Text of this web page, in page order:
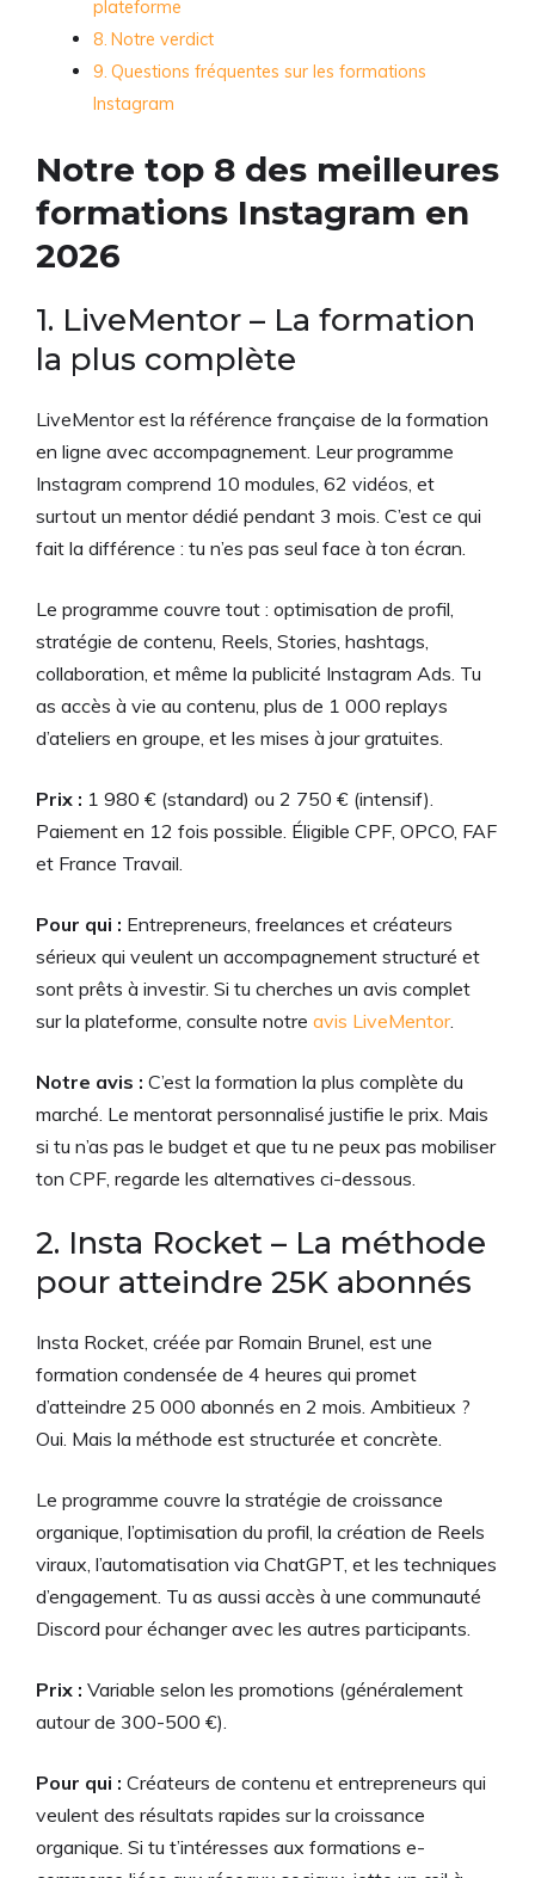
plateforme
Notre verdict
Questions fréquentes sur les formations
Instagram
Notre top 8 des meilleures
formations Instagram en
2026
1. LiveMentor – La formation
la plus complète
LiveMentor est la référence française de la formation
en ligne avec accompagnement. Leur programme
Instagram comprend 10 modules, 62 vidéos, et
surtout un mentor dédié pendant 3 mois. C’est ce qui
fait la différence : tu n’es pas seul face à ton écran.
Le programme couvre tout : optimisation de profil,
stratégie de contenu, Reels, Stories, hashtags,
collaboration, et même la publicité Instagram Ads. Tu
as accès à vie au contenu, plus de 1 000 replays
d’ateliers en groupe, et les mises à jour gratuites.
Prix : 1 980 € (standard) ou 2 750 € (intensif).
Paiement en 12 fois possible. Éligible CPF, OPCO, FAF
et France Travail.
Pour qui : Entrepreneurs, freelances et créateurs
sérieux qui veulent un accompagnement structuré et
sont prêts à investir. Si tu cherches un avis complet
sur la plateforme, consulte notre avis LiveMentor.
Notre avis : C’est la formation la plus complète du
marché. Le mentorat personnalisé justifie le prix. Mais
si tu n’as pas le budget et que tu ne peux pas mobiliser
ton CPF, regarde les alternatives ci-dessous.
2. Insta Rocket – La méthode
pour atteindre 25K abonnés
Insta Rocket, créée par Romain Brunel, est une
formation condensée de 4 heures qui promet
d’atteindre 25 000 abonnés en 2 mois. Ambitieux ?
Oui. Mais la méthode est structurée et concrète.
Le programme couvre la stratégie de croissance
organique, l’optimisation du profil, la création de Reels
viraux, l’automatisation via ChatGPT, et les techniques
d’engagement. Tu as aussi accès à une communauté
Discord pour échanger avec les autres participants.
Prix : Variable selon les promotions (généralement
autour de 300-500 €).
Pour qui : Créateurs de contenu et entrepreneurs qui
veulent des résultats rapides sur la croissance
organique. Si tu t’intéresses aux formations e-